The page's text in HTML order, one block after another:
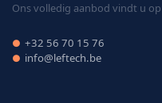
Ons volledig aanbod vindt u op
● +32 56 70 15 76
● info@leftech.be